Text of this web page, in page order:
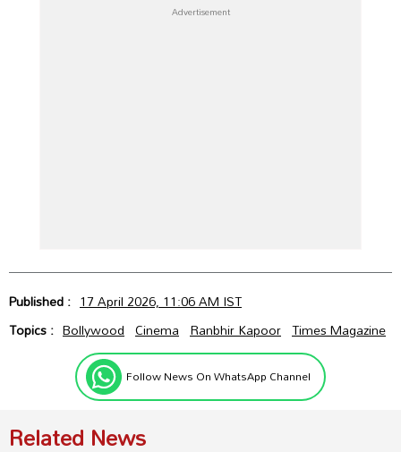
Published : 17 April 2026, 11:06 AM IST
Topics : Bollywood Cinema Ranbhir Kapoor Times Magazine
Follow News On WhatsApp Channel
Related News